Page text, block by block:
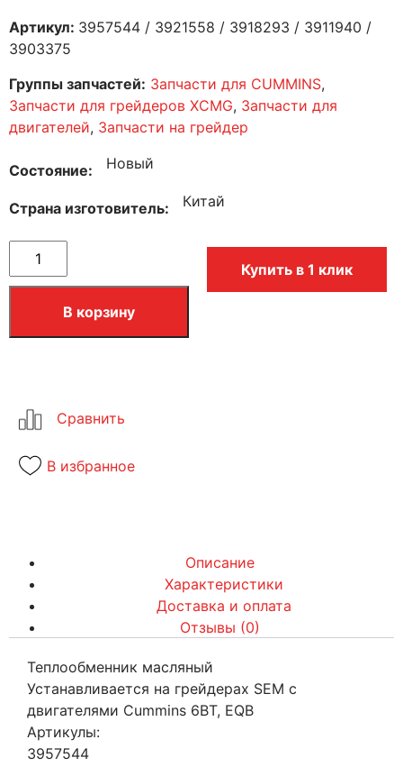
Артикул: 3957544 / 3921558 / 3918293 / 3911940 /
3903375
Группы запчастей: Запчасти для CUMMINS,
Запчасти для грейдеров XCMG, Запчасти для
двигателей, Запчасти на грейдер
Состояние Новый
Страна изготовитель Китай
В корзину
Купить в 1 клик
В избранное
Описание
Характеристики
Доставка и оплата
Отзывы (0)
Теплообменник масляный
Устанавливается на грейдерах SEM с
двигателями Cummins 6BT, EQB
Артикулы:
3957544